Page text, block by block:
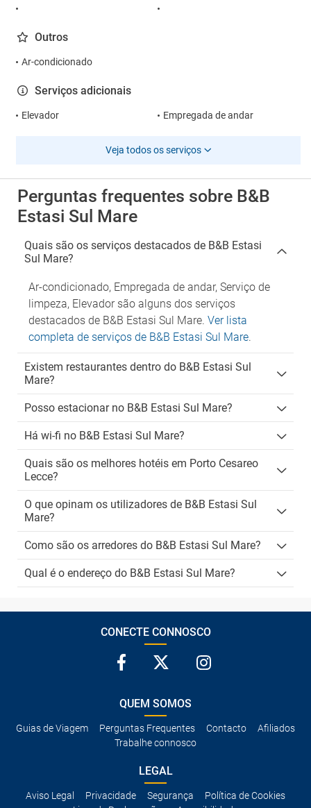
Outros
Ar-condicionado
Serviços adicionais
Elevador Empregada de andar
Veja todos os serviços
Perguntas frequentes sobre B&B
Estasi Sul Mare
Quais são os serviços destacados de B&B Estasi
Sul Mare?
Ar-condicionado, Empregada de andar, Serviço de
limpeza, Elevador são alguns dos serviços
destacados de B&B Estasi Sul Mare. Ver lista
completa de serviços de B&B Estasi Sul Mare.
Existem restaurantes dentro do B&B Estasi Sul
Mare?
Posso estacionar no B&B Estasi Sul Mare?
Há wi-fi no B&B Estasi Sul Mare?
Quais são os melhores hotéis em Porto Cesareo
Lecce?
O que opinam os utilizadores de B&B Estasi Sul
Mare?
Como são os arredores do B&B Estasi Sul Mare?
Qual é o endereço do B&B Estasi Sul Mare?
CONECTE CONNOSCO
QUEM SOMOS
Guias de Viagem Perguntas Frequentes Contacto
Afiliados
Trabalhe connosco
LEGAL
Aviso Legal Privacidade Segurança
Política de Cookies